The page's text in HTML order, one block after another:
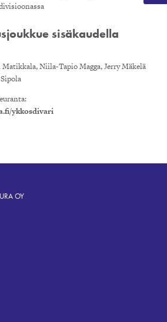
sisäkaudella
Niila-Tapio Magga, Jerry Mäkelä
ykkosdivari
OY